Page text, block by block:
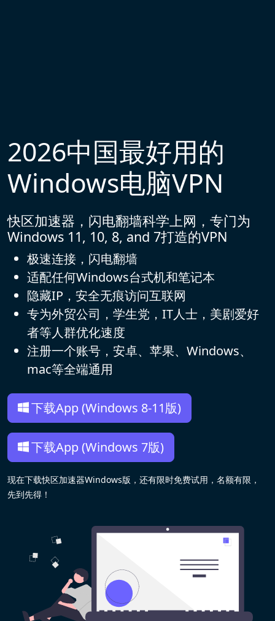
2026中国最好用的
Windows电脑VPN
快区加速器，闪电翻墙科学上网，专门为
Windows 11, 10, 8, and 7打造的VPN
极速连接，闪电翻墙
适配任何Windows台式机和笔记本
隐藏IP，安全无痕访问互联网
专为外贸公司，学生党，IT人士，美剧爱好
者等人群优化速度
注册一个账号，安卓、苹果、Windows、
mac等全端通用
下载App (Windows 8-11版)
下载App (Windows 7版)
现在下载快区加速器Windows版，还有限时免费试用，名额有限，
先到先得！